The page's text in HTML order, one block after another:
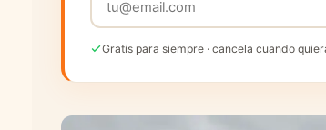
Gratis para siempre · cancela cuando